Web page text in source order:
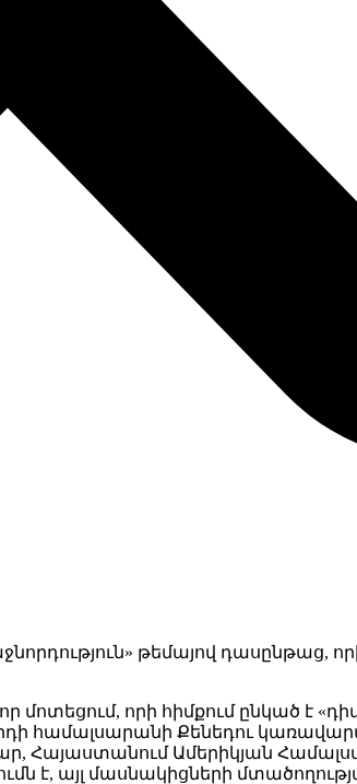
թեմայով դասընթաց,
որի հիմքում ընկած է
համալսարանի Քենեդու
Հայաստանում Ամերիկյան
է, այլ մասնակիցների